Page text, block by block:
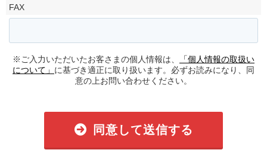
FAX
※ご入力いただいたお客さまの個人情報は、
「個人情報の取扱い
について」 に基づき適正に取り扱います。必ずお読みになり、同
意の上お問い合わせください。
同意して送信する